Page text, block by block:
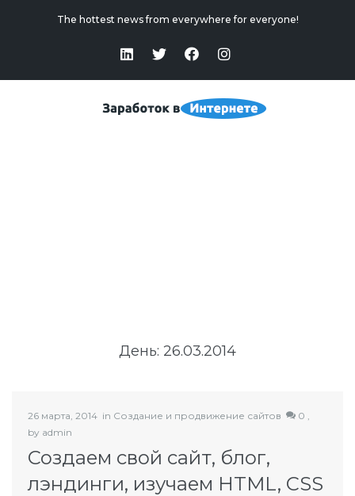
The hottest news from everywhere for everyone!
День: 26.03.2014
26 марта, 2014 in Создание и продвижение сайтов
0 ,
by admin
Создаем свой сайт, блог,
лэндинги, изучаем HTML, СSS